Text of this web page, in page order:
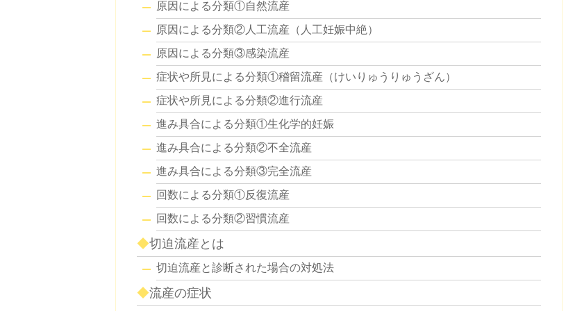
原因による分類①自然流産
原因による分類②人工流産（人工妊娠中絶）
原因による分類③感染流産
症状や所見による分類①稽留流産（けいりゅうりゅうざん）
症状や所見による分類②進行流産
進み具合による分類①生化学的妊娠
進み具合による分類②不全流産
進み具合による分類③完全流産
回数による分類①反復流産
回数による分類②習慣流産
切迫流産とは
切迫流産と診断された場合の対処法
流産の症状